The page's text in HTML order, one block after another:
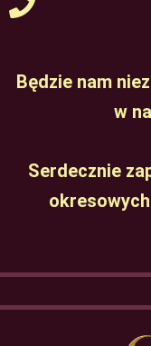
Będzie nam
w
Serdecznie